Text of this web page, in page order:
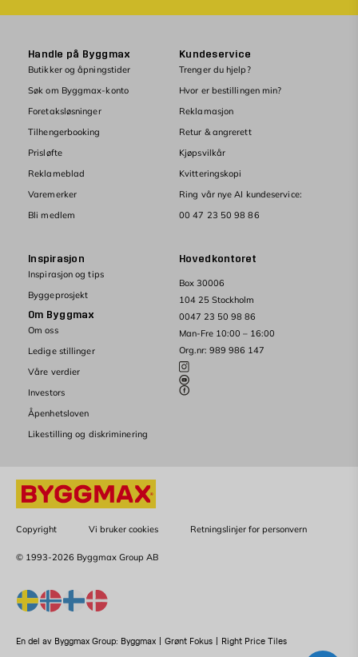
Hovedkontoret
Box 30006
104 25 Stockholm
0047 23 50 98 86
Man-Fre 10:00 – 16:00
Org.nr: 989 986 147
Handle på Byggmax
Butikker og åpningstider
Søk om Byggmax-konto
Foretaksløsninger
Tilhengerbooking
Prisløfte
Reklameblad
Varemerker
Bli medlem
Kundeservice
Trenger du hjelp?
Hvor er bestillingen min?
Reklamasjon
Retur & angrerett
Kjøpsvilkår
Kvitteringskopi
Ring vår nye AI kundeservice:
00 47 23 50 98 86
Inspirasjon
Inspirasjon og tips
Byggeprosjekt
Om Byggmax
Om oss
Ledige stillinger
Våre verdier
Investors
Åpenhetsloven
Likestilling og diskriminering
Copyright Vi bruker cookies Retningslinjer for personvern
© 1993-2026 Byggmax Group AB
En del av Byggmax Group: Byggmax Grønt Fokus Right Price Tiles